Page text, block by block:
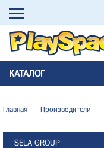
КАТАЛОГ
Главная - Производители -
SELA GROUP